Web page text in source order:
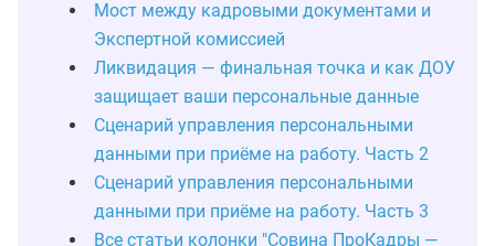
Мост между кадровыми документами и
Экспертной комиссией
Ликвидация — финальная точка и как ДОУ
защищает ваши персональные данные
Сценарий управления персональными
данными при приёме на работу. Часть 2
Сценарий управления персональными
данными при приёме на работу. Часть 3
Все статьи колонки "Совина ПроКадры —